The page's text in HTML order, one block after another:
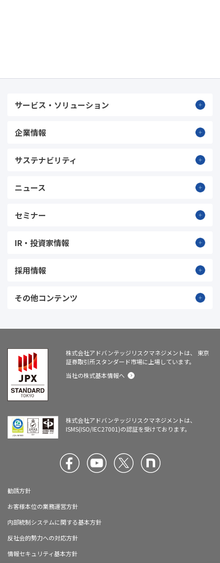
サービス・ソリューション
企業情報
サステナビリティ
ニュース
セミナー
IR・投資家情報
採用情報
その他コンテンツ
株式会社アドバンテッジリスクマネジメントは、
東京
証券取引所スタンダード市場に上場しています。
当社の株式基本情報へ
株式会社アドバンテッジリスクマネジメントは、
ISMS(ISO/IEC27001)の認証を受けております。
勧誘方針
お客様本位の業務運営方針
内部統制システムに関する基本方針
反社会的勢力への対応方針
情報セキュリティ基本方針